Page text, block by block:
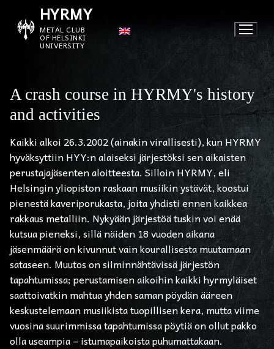
content
HYRMY
METAL CLUB
OF HELSINKI
UNIVERSITY
A crash course in HYRMY's history
and activities
Kaikki alkoi 26.3.2002 (ainakin virallisesti), kun HYRMY
hyväksyttiin HYY:n alaiseksi järjestöksi sen aikaisten
perustajajäsenten aloitteesta. Silloin HYRMY, eli
Helsingin yliopiston raskaan musiikin ystävät, koostui
pienestä kaveriporukasta, joita yhdisti ennen kaikkea
rakkaus metalliin. Nykyään järjestöä tuskin voi enää
kutsua pieneksi, sillä näiden 18 vuoden aikana
jäsenmäärä on kivunnut vain kourallisesta muutamaan
sataseen. Muutos on silminnähtävissä järjestön
tapahtumissa; perustamisen aikoihin kaikki hyrmyläiset
saattoivatkin mahtua yhden saman pöydän ääreen
keskustelemaan musiikista tuopillisen kera, mutta viime
vuosina suurimmissa tapahtumissa pöytiä on ollut pakko
olla useampia – istumapaikoista puhumattakaan.